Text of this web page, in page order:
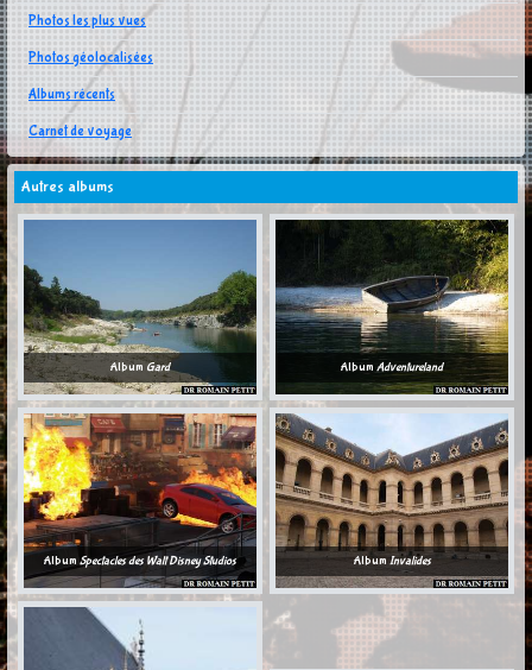
Photos les plus vues
Photos géolocalisées
Albums récents
Carnet de voyage
Autres albums
Album Gard Album Adventureland
Album Spectacles des Walt Disney Studios Album Invalides